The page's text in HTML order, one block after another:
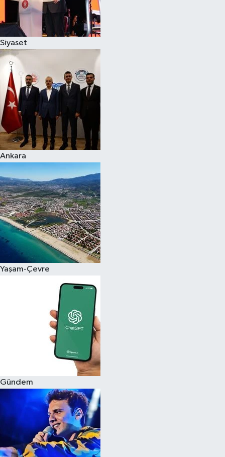
Siyaset
Ankara
Yaşam-Çevre
Gündem
Spor
Eğitim
Hava Durumu
Kadın
Kim kimdir?
Kültür Sanat
Sağlık
Siyaset
Teknoloji
Televizyon
Yaşam-Çevre